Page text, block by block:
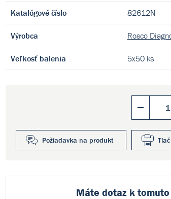
Katalógové číslo 82612N
Výrobca Rosco
Veľkosť balenia 5x50 ks
Požiadavka na produkt
Máte dotaz k